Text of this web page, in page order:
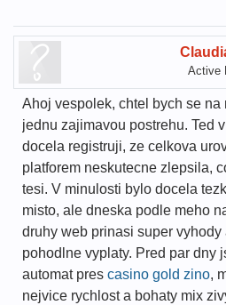
Active
Ahoj vespolek, chtel bych se na
jednu zajimavou postrehu. Ted
docela registruji, ze celkova
platforem neskutecne zlepsila,
tesi. V minulosti bylo docela
misto, ale dneska podle meho
druhy web prinasi super
pohodlne vyplaty. Pred par dny
automat pres casino gold zino,
nejvice rychlost a bohaty mix